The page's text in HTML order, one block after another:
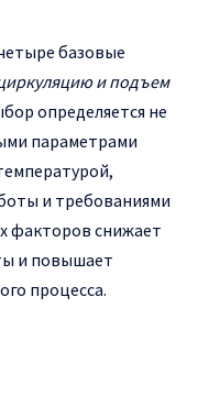
базовые
и подъем
определяется не
параметрами
и требованиями
факторов снижает
и повышает
процесса.